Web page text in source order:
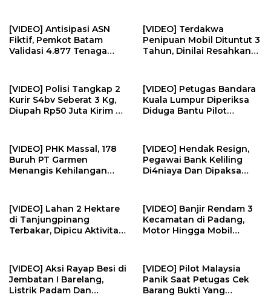
[VIDEO] Antisipasi ASN
Fiktif, Pemkot Batam
Validasi 4.877 Tenaga
[VIDEO] Terdakwa
Penipuan Mobil Dituntut 3
Tahun, Dinilai Resahkan
[VIDEO] Polisi Tangkap 2
Kurir S4bv Seberat 3 Kg,
Diupah Rp50 Juta Kirim Ke
[VIDEO] Petugas Bandara
Kuala Lumpur Diperiksa
Diduga Bantu Pilot
[VIDEO] PHK Massal, 178
Buruh PT Garmen
Menangis Kehilangan
[VIDEO] Hendak Resign,
Pegawai Bank Keliling
Di4niaya Dan Dipaksa
[VIDEO] Lahan 2 Hektare
di Tanjungpinang
Terbakar, Dipicu Aktivitas
[VIDEO] Banjir Rendam 3
Kecamatan di Padang,
Motor Hingga Mobil
[VIDEO] Aksi Rayap Besi di
Jembatan I Barelang,
Listrik Padam Dan
[VIDEO] Pilot Malaysia
Panik Saat Petugas Cek
Barang Bukti Yang